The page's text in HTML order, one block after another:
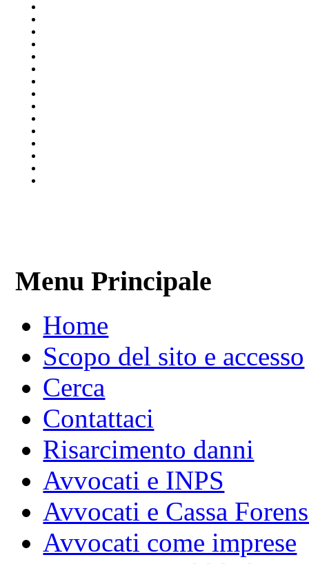
Menu Principale
Home
Scopo del sito e accesso
Cerca
Contattaci
Risarcimento danni
Avvocati e INPS
Avvocati e Cassa
Avvocati come imprese